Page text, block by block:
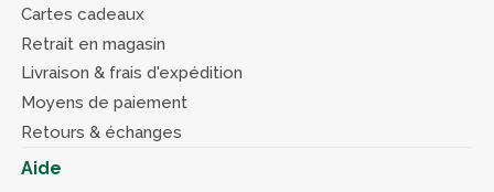
Cartes cadeaux
Retrait en magasin
Livraison & frais d'expédition
Moyens de paiement
Retours & échanges
Aide